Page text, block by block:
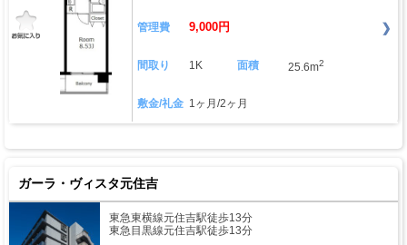
管理費 9,000円
間取り 1K 面積 25.6m2
敷金/礼金 1ヶ月/2ヶ月
ガーラ・ヴィスタ元住吉
東急東横線元住吉駅徒歩13分
東急目黒線元住吉駅徒歩13分